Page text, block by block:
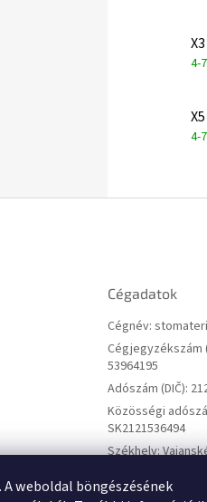
weboldal böngészésének
4-
4-
Cégadatok
Cégnév:
Cégjegyzékszám
53964195
Adószám (DIČ):
Közösségi
SK2121536494
Székhely: